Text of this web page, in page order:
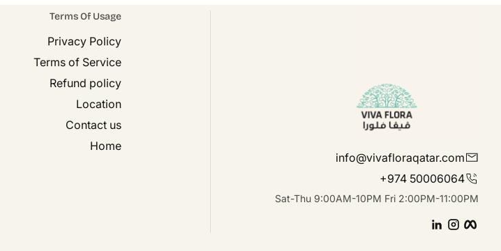
info@vivafloraqatar.com
+974 50006064
Sat-Thu 9:00AM-10PM Fri 2:00PM-11:00PM
Terms Of Usage
Privacy Policy
Terms of Service
Refund policy
Location
Contact us
Home